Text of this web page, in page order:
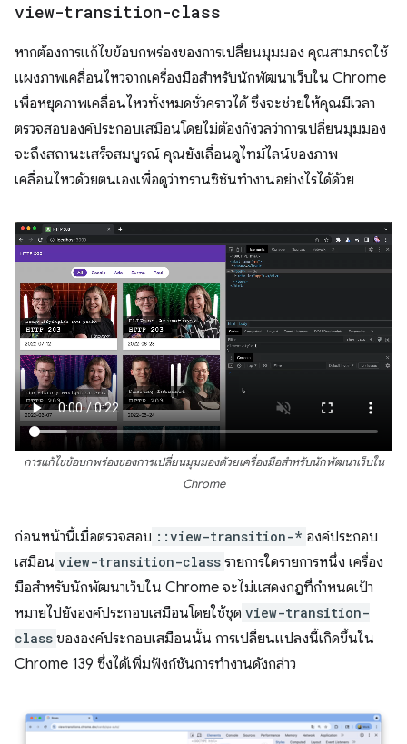
view-transition-class
หากต้องการแก้ไขข้อบกพร่องของการเปลี่ยนมุมมอง คุณสามารถใช้
แผงภาพเคลื่อนไหวจากเครื่องมือสำหรับนักพัฒนาเว็บใน Chrome
เพื่อหยุดภาพเคลื่อนไหวทั้งหมดชั่วคราวได้ ซึ่งจะช่วยให้คุณมีเวลา
ตรวจสอบองค์ประกอบเสมือนโดยไม่ต้องกังวลว่าการเปลี่ยนมุมมอง
จะถึงสถานะเสร็จสมบูรณ์ คุณยังเลื่อนดูไทม์ไลน์ของภาพ
เคลื่อนไหวด้วยตนเองเพื่อดูว่าทรานซิชันทำงานอย่างไรได้ด้วย
การแก้ไขข้อบกพร่องของการเปลี่ยนมุมมองด้วยเครื่องมือสำหรับนักพัฒนาเว็บใน
Chrome
ก่อนหน้านี้เมื่อตรวจสอบ ::view-transition-* องค์ประกอบ
เสมือน view-transition-class รายการใดรายการหนึ่ง เครื่อง
มือสำหรับนักพัฒนาเว็บใน Chrome จะไม่แสดงกฎที่กำหนดเป้า
หมายไปยังองค์ประกอบเสมือนโดยใช้ชุด view-transition-
class ขององค์ประกอบเสมือนนั้น การเปลี่ยนแปลงนี้เกิดขึ้นใน
Chrome 139 ซึ่งได้เพิ่มฟังก์ชันการทำงานดังกล่าว